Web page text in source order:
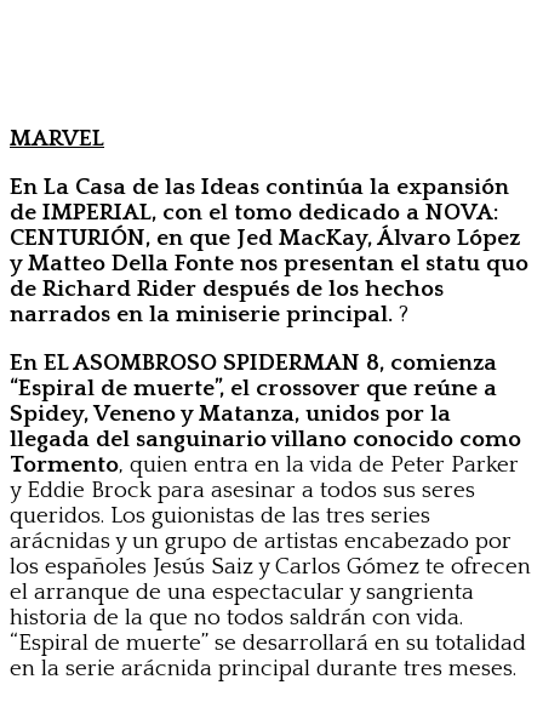
MARVEL
En La Casa de las Ideas continúa la expansión
de IMPERIAL, con el tomo dedicado a NOVA:
CENTURIÓN, en que Jed MacKay, Álvaro López
y Matteo Della Fonte nos presentan el statu quo
de Richard Rider después de los hechos
narrados en la miniserie principal. ?
En EL ASOMBROSO SPIDERMAN 8, comienza
“Espiral de muerte”, el crossover que reúne a
Spidey, Veneno y Matanza, unidos por la
llegada del sanguinario villano conocido como
Tormento, quien entra en la vida de Peter Parker
y Eddie Brock para asesinar a todos sus seres
queridos. Los guionistas de las tres series
arácnidas y un grupo de artistas encabezado por
los españoles Jesús Saiz y Carlos Gómez te ofrecen
el arranque de una espectacular y sangrienta
historia de la que no todos saldrán con vida.
“Espiral de muerte” se desarrollará en su totalidad
en la serie arácnida principal durante tres meses.